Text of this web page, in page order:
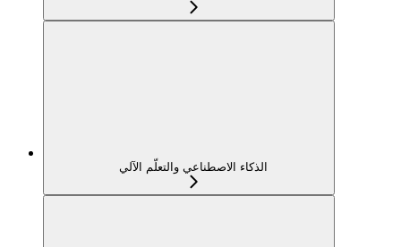
الذكاء الاصطناعي والتعلّم الآلي